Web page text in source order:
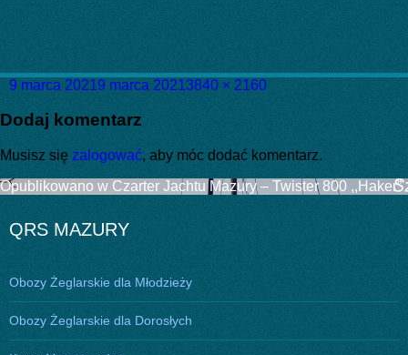
Data
9 marca 20219 marca 2021Pełny
3840 × 2160
Dodaj komentarz
Musisz się zalogować, aby móc dodać komentarz.
Nawigacja
Opublikowano w Czarter Jachtu Mazury – Twister 800 ,,Haker”
QRS MAZURY
Obozy Żeglarskie dla Młodzieży
Obozy Żeglarskie dla Dorosłych